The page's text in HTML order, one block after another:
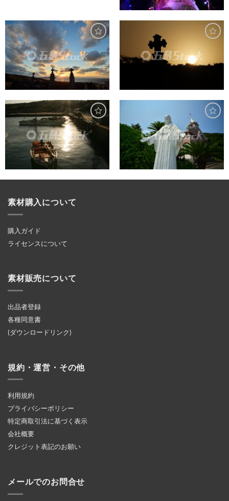
素材購入について
購入ガイド
ライセンスについて
素材販売について
出品者登録
各種同意書
(ダウンロードリンク)
規約・運営・その他
利用規約
プライバシーポリシー
特定商取引法に基づく表示
会社概要
クレジット表記のお願い
メールでのお問合せ